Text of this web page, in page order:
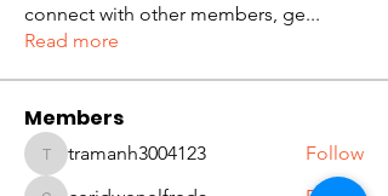
connect with other members, ge...
Read more
Members
tramanh3004123
tramanh3004123 Follow